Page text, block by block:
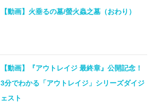
【動画】火垂るの墓/螢火蟲之墓（おわり）
【動画】『アウトレイジ 最終章』公開記念！
3分でわかる「アウトレイジ」シリーズダイジ
ェスト